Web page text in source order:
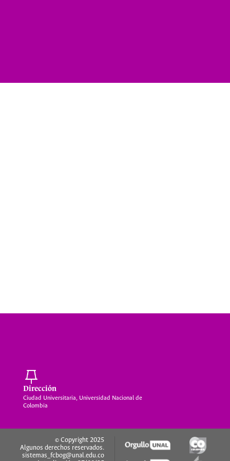
Dirección
Ciudad Universitaria, Universidad Nacional de
Colombia
© Copyright 2025
Algunos derechos reservados.
sistemas_fcbog@unal.edu.co